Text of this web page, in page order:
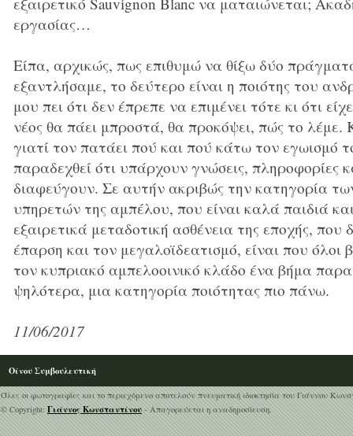
εργασίας…
Είπα, αρχικώς, πως επιθυμώ να θίξω δύο
εξαντλήσαμε, το δεύτερο είναι η ποιότης του
μου πει ότι δεν έπρεπε να επιμένει τότε κι ότι
νέος θα πάει μπροστά, θα προκόψει, πώς το λέμε.
γιατί τον πατάει πού και πού κάτω τον εγωισμό
παραδεχθεί ότι υπάρχουν γνώσεις, πληροφορίες
διαφεύγουν. Σε αυτήν ακριβώς την κατηγορία
υπηρετών της αμπέλου, που είναι καλά παιδιά
εξαιρετικά μεταδοτική ασθένεια της εποχής, που
έπαρση και τον μεγαλοϊδεατισμό, είναι που όλοι
τον κυπριακό αμπελοοινικό κλάδο ένα βήμα
ψηλότερα, μια κατηγορία ποιότητας πιο πάνω.
11/06/2017
Οίνου Συμβουλευτική
Όλες οι φωτογραφίες και το περιεχόμενο αποτελούν πνευματική ιδιοκτησία του Γιάννου
© Copyright:Γιάννος Κωνσταντίνου- Απαγορεύεται η αναδημοσίευση.